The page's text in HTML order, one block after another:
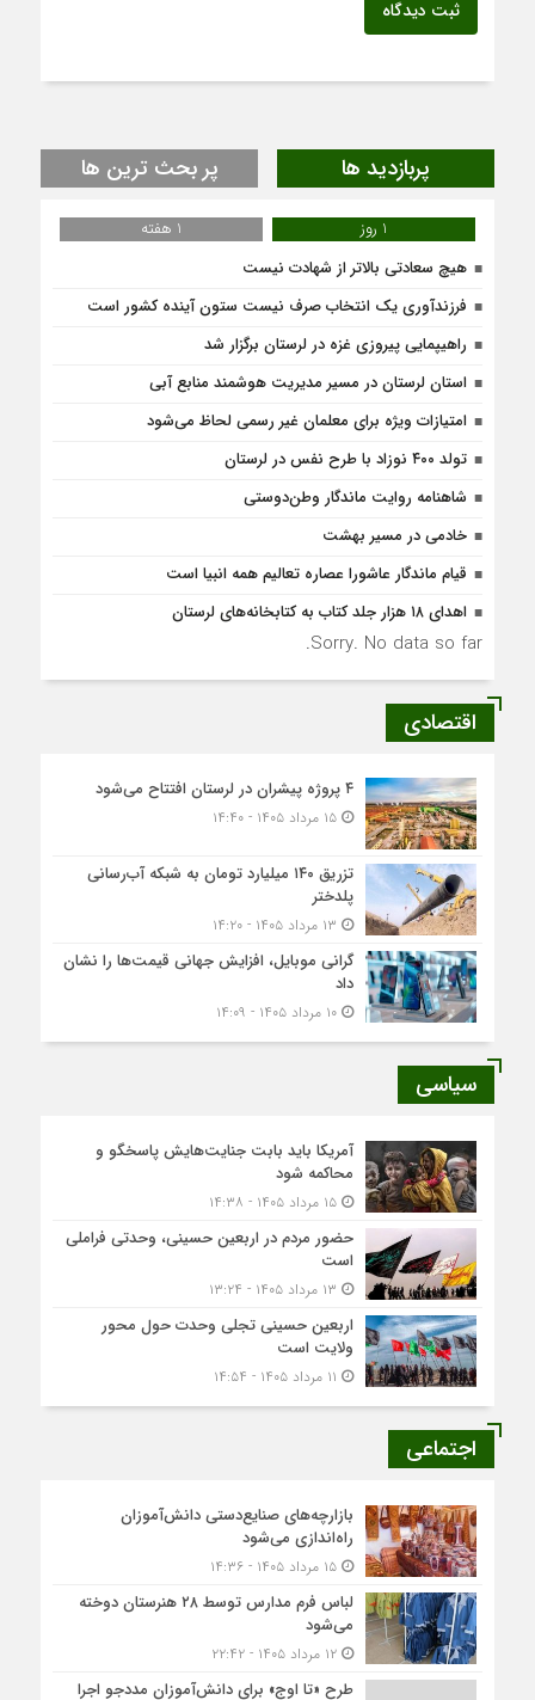
ثبت دیدگاه
پربازدید ها پر بحث ترین ها
1 روز
1 هفته
هیچ سعادتی بالاتر از شهادت نیست
فرزندآوری یک انتخاب صرف نیست ستون آینده کشور است
راهیپمایی پیروزی غزه در لرستان برگزار شد
استان لرستان در مسیر مدیریت هوشمند منابع آبی
امتیازات ویژه برای معلمان غیر رسمی لحاظ می‌شود
تولد ۴۰۰ نوزاد با طرح نفس در لرستان
شاهنامه روایت ماندگار وطن‌دوستی
خادمی در مسیر بهشت
قیام ماندگار عاشورا عصاره تعالیم همه انبیا است
اهدای ۱۸ هزار جلد کتاب به کتابخانه‌های لرستان
Sorry. No data so far.
اقتصادی
۴ پروژه پیشران در لرستان افتتاح می‌شود
۱۵ مرداد ۱۴۰۵ - ۱۴:۴۰
تزریق ۱۴۰ میلیارد تومان به شبکه آب‌رسانی
پلدختر
گرانی موبایل، افزایش جهانی قیمت‌ها را نشان
داد
۱۰ مرداد ۱۴۰۵ - ۱۴:۰۹
سیاسی
آمریکا باید بابت جنایت‌هایش پاسخگو و
محاکمه شود
۱۵ مرداد ۱۴۰۵ - ۱۴:۳۸
حضور مردم در اربعین حسینی، وحدتی فراملی
است
اربعین حسینی تجلی وحدت حول محور
ولایت است
اجتماعی
بازارچه‌های صنایع‌دستی دانش‌آموزان
راه‌اندازی می‌شود
۱۵ مرداد ۱۴۰۵ - ۱۴:۳۶
لباس فرم مدارس توسط ۲۸ هنرستان‌ دوخته
می‌شود
۱۲ مرداد ۱۴۰۵ - ۲۲:۴۲
طرح «تا اوج» برای دانش‌آموزان مددجو اجرا